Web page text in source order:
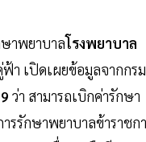
าพยาบาลโรงพยาบาล
า เปิดเผยข้อมูลจากกรม
ว่า สามารถเบิกค่ารักษา
รรักษาพยาบาลข้าราชก